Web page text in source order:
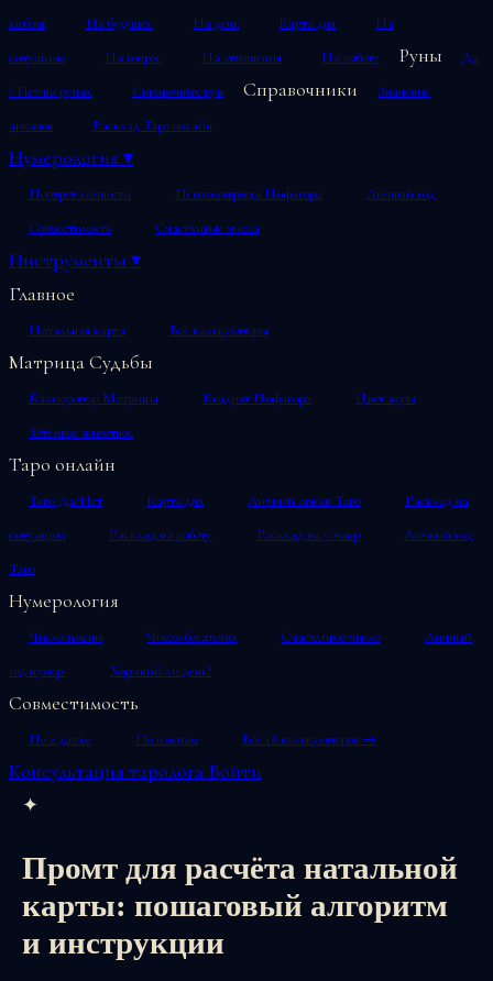
любовь
На будущее На день Карта дня
На
ситуацию
На вопрос На отношения На работу Руны
Да
/ Нет на рунах
Справочник рун Справочники
Значение
арканов
Расклад Таро онлайн
Нумерология ▾
Портрет личности Психоматрица Пифагора
Личный год
Совместимость
Счастливые числа
Инструменты ▾
Главное
Натальная карта Все калькуляторы
Матрица Судьбы
Калькулятор Матрицы Квадрат Пифагора
Цвет ауры
Тотемное животное
Таро онлайн
Таро Да/Нет Карта дня Личный аркан Таро
Расклад на
ситуацию
Расклад на работу Расклад на 7 чакр
Личный год
Таро
Нумерология
Число имени Число богатства Счастливое число
Личный
год нумер.
Хороший ли день?
Совместимость
По 2 датам По именам Все 18 калькуляторов →
Консультация таролога Войти
✦
Промт для расчёта натальной
карты: пошаговый алгоритм
и инструкции